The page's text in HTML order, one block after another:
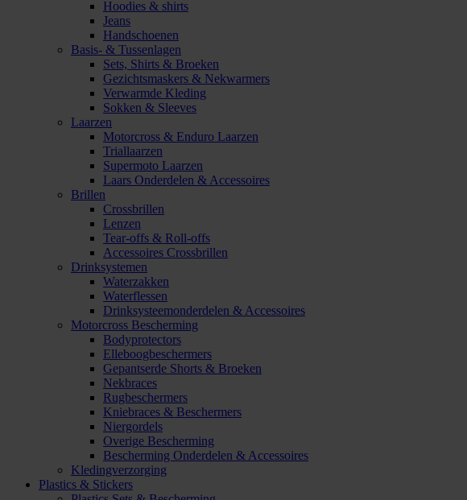
Hoodies & shirts
Jeans
Handschoenen
Basis- & Tussenlagen
Sets, Shirts & Broeken
Gezichtsmaskers & Nekwarmers
Verwarmde Kleding
Sokken & Sleeves
Laarzen
Motorcross & Enduro Laarzen
Triallaarzen
Supermoto Laarzen
Laars Onderdelen & Accessoires
Brillen
Crossbrillen
Lenzen
Tear-offs & Roll-offs
Accessoires Crossbrillen
Drinksystemen
Waterzakken
Waterflessen
Drinksysteemonderdelen & Accessoires
Motorcross Bescherming
Bodyprotectors
Elleboogbeschermers
Gepantserde Shorts & Broeken
Nekbraces
Rugbeschermers
Kniebraces & Beschermers
Niergordels
Overige Bescherming
Bescherming Onderdelen & Accessoires
Kledingverzorging
Plastics & Stickers